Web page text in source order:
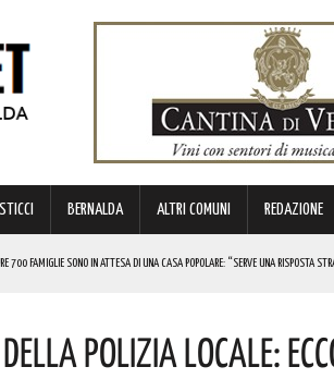
BERNALDA ALTRI COMUNI REDAZIONE
700 FAMIGLIE SONO IN ATTESA DI UNA CASA POPOLARE: “SERVE UNA RISPOSTA
Polizia Locale: